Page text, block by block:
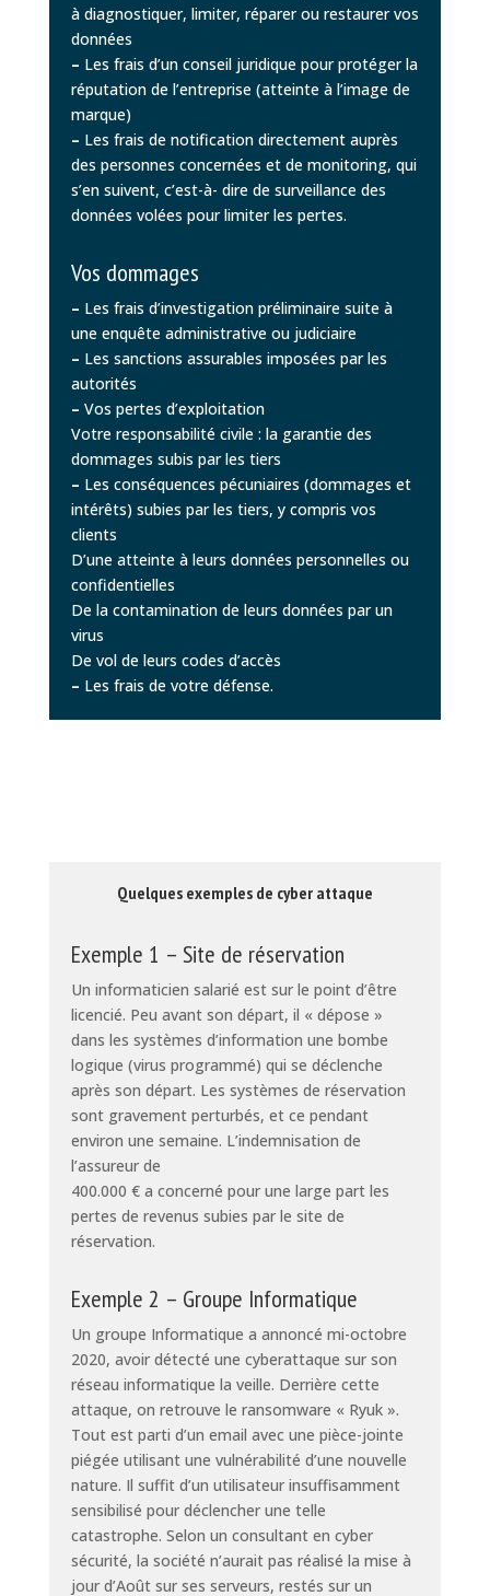
à diagnostiquer, limiter, réparer ou restaurer vos
données
– Les frais d’un conseil juridique pour protéger la
réputation de l’entreprise (atteinte à l’image de
marque)
– Les frais de notification directement auprès
des personnes concernées et de monitoring, qui
s’en suivent, c’est-à- dire de surveillance des
données volées pour limiter les pertes.
Vos dommages
– Les frais d’investigation préliminaire suite à
une enquête administrative ou judiciaire
– Les sanctions assurables imposées par les
autorités
– Vos pertes d’exploitation
Votre responsabilité civile : la garantie des
dommages subis par les tiers
– Les conséquences pécuniaires (dommages et
intérêts) subies par les tiers, y compris vos
clients
D’une atteinte à leurs données personnelles ou
confidentielles
De la contamination de leurs données par un
virus
De vol de leurs codes d’accès
– Les frais de votre défense.
Quelques exemples de cyber attaque
Exemple 1 – Site de réservation
Un informaticien salarié est sur le point d’être
licencié. Peu avant son départ, il « dépose »
dans les systèmes d’information une bombe
logique (virus programmé) qui se déclenche
après son départ. Les systèmes de réservation
sont gravement perturbés, et ce pendant
environ une semaine. L’indemnisation de
l’assureur de
400.000 € a concerné pour une large part les
pertes de revenus subies par le site de
réservation.
Exemple 2 – Groupe Informatique
Un groupe Informatique a annoncé mi-octobre
2020, avoir détecté une cyberattaque sur son
réseau informatique la veille. Derrière cette
attaque, on retrouve le ransomware « Ryuk ».
Tout est parti d’un email avec une pièce-jointe
piégée utilisant une vulnérabilité d’une nouvelle
nature. Il suffit d’un utilisateur insuffisamment
sensibilisé pour déclencher une telle
catastrophe. Selon un consultant en cyber
sécurité, la société n’aurait pas réalisé la mise à
jour d’Août sur ses serveurs, restés sur un